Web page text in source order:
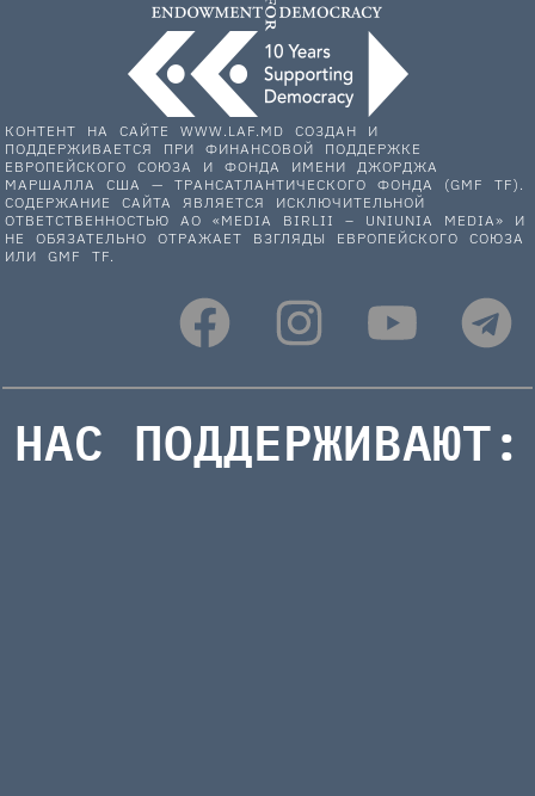
КОНТЕНТ НА САЙТЕ WWW.LAF.MD СОЗДАН И
ПОДДЕРЖИВАЕТСЯ ПРИ ФИНАНСОВОЙ ПОДДЕРЖКЕ
ЕВРОПЕЙСКОГО СОЮЗА И ФОНДА ИМЕНИ ДЖОРДЖА
МАРШАЛЛА США — ТРАНСАТЛАНТИЧЕСКОГО ФОНДА (GMF TF).
СОДЕРЖАНИЕ САЙТА ЯВЛЯЕТСЯ ИСКЛЮЧИТЕЛЬНОЙ
ОТВЕТСТВЕННОСТЬЮ АО «MEDIA BIRLII – UNIUNIA MEDIA» И
НЕ ОБЯЗАТЕЛЬНО ОТРАЖАЕТ ВЗГЛЯДЫ ЕВРОПЕЙСКОГО СОЮЗА
ИЛИ GMF TF.
НАС ПОДДЕРЖИВАЮТ: